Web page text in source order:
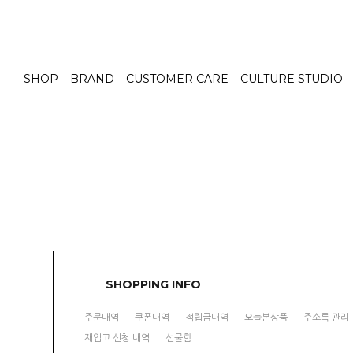
SHOP BRAND CUSTOMER CARE CULTURE STUDIO
SHOPPING INFO
주문내역 쿠폰내역 적립금내역 오늘본상품
주소록 관리
재입고 신청 내역
선물함